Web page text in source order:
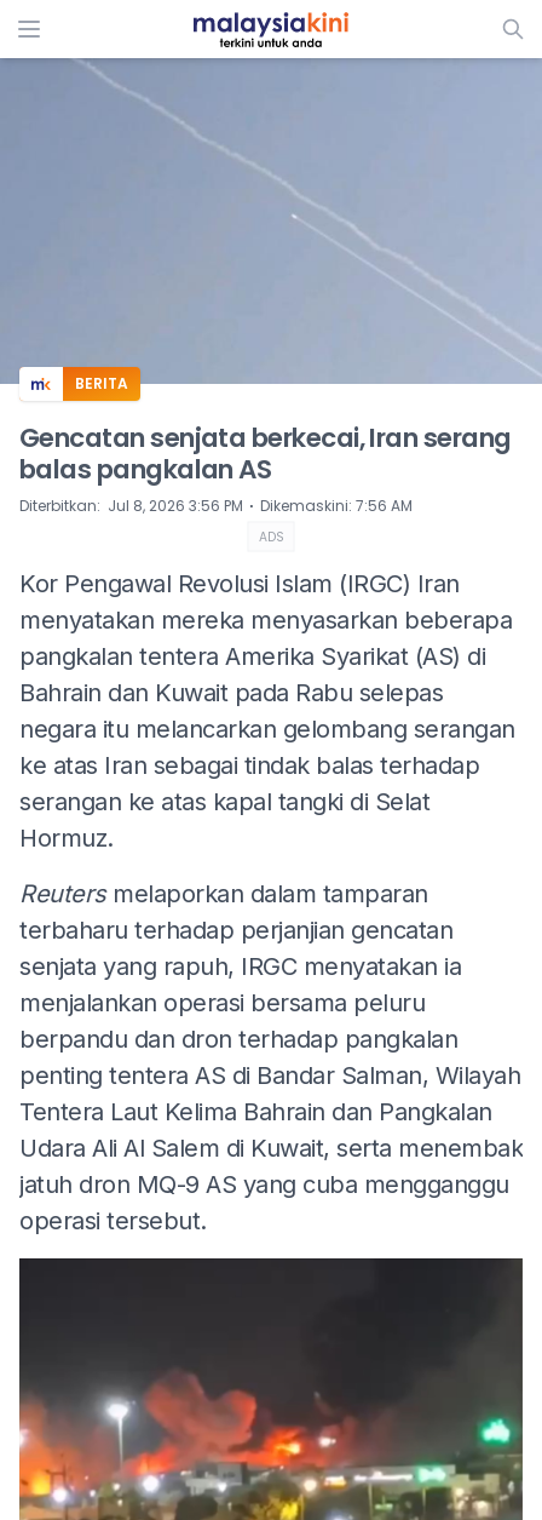
ADS
BERITA
Gencatan senjata berkecai, Iran serang
balas pangkalan AS
Diterbitkan: Jul 8, 2026 3:56 PM ⋅ Dikemaskini: 7:56 AM
ADS
Kor Pengawal Revolusi Islam (IRGC) Iran
menyatakan mereka menyasarkan beberapa
pangkalan tentera Amerika Syarikat (AS) di
Bahrain dan Kuwait pada Rabu selepas
negara itu melancarkan gelombang serangan
ke atas Iran sebagai tindak balas terhadap
serangan ke atas kapal tangki di Selat
Hormuz.
Reutersmelaporkan dalam tamparan
terbaharu terhadap perjanjian gencatan
senjata yang rapuh, IRGC menyatakan ia
menjalankan operasi bersama peluru
berpandu dan dron terhadap pangkalan
penting tentera AS di Bandar Salman, Wilayah
Tentera Laut Kelima Bahrain dan Pangkalan
Udara Ali Al Salem di Kuwait, serta menembak
jatuh dron MQ-9 AS yang cuba mengganggu
operasi tersebut.